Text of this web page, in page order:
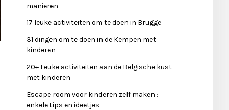
manieren
17 leuke activiteiten om te doen in Brugge
31 dingen om te doen in de Kempen met
kinderen
20+ Leuke activiteiten aan de Belgische kust
met kinderen
Escape room voor kinderen zelf maken :
enkele tips en ideetjes